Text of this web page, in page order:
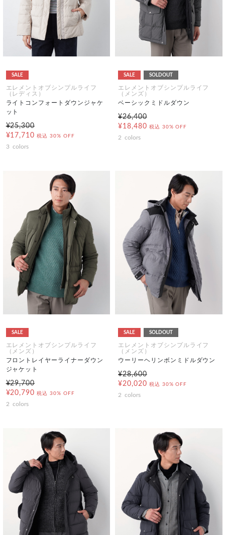
SALE
エレメントオブシンプルライフ
（レディス）
ライトコンフォートダウンジャケ
ット
¥25,300
¥17,710 税込 30% OFF
3 colors
SALE SOLDOUT
エレメントオブシンプルライフ
（メンズ）
ベーシックミドルダウン
¥26,400
¥18,480 税込 30% OFF
2 colors
SALE
エレメントオブシンプルライフ
（メンズ）
フロントレイヤーライナーダウン
ジャケット
¥29,700
¥20,790 税込 30% OFF
2 colors
SALE SOLDOUT
エレメントオブシンプルライフ
（メンズ）
ウーリーヘリンボンミドルダウン
¥28,600
¥20,020 税込 30% OFF
2 colors